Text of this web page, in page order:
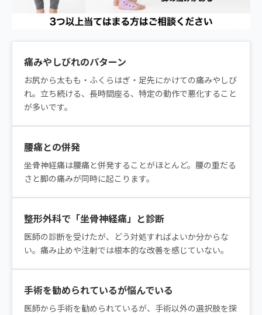
痛みやしびれのパターン
お尻から太もも・ふくらはぎ・足先にかけての痛みやしび
れ。立ち続ける、長時間座る、特定の動作で悪化すること
が多いです。
腰痛との併発
坐骨神経痛は腰痛と併発することがほとんど。腰の重だる
さと脚の痛みが同時に起こります。
整形外科で「坐骨神経痛」と診断
医師の診断を受けたが、どう対処すればよいか分からな
い。痛み止めや注射では根本的な改善を感じていない。
手術を勧められているが悩んでいる
医師から手術を勧められているが、手術以外の選択肢を探